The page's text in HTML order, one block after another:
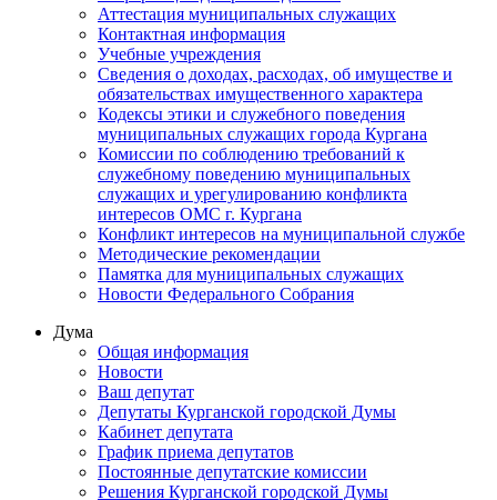
Аттестация муниципальных служащих
Контактная информация
Учебные учреждения
Сведения о доходах, расходах, об имуществе и
обязательствах имущественного характера
Кодексы этики и служебного поведения
муниципальных служащих города Кургана
Комиссии по соблюдению требований к
служебному поведению муниципальных
служащих и урегулированию конфликта
интересов ОМС г. Кургана
Конфликт интересов на муниципальной службе
Методические рекомендации
Памятка для муниципальных служащих
Новости Федерального Cобрания
Дума
Общая информация
Новости
Ваш депутат
Депутаты Курганской городской Думы
Кабинет депутата
График приема депутатов
Постоянные депутатские комиссии
Решения Курганской городской Думы